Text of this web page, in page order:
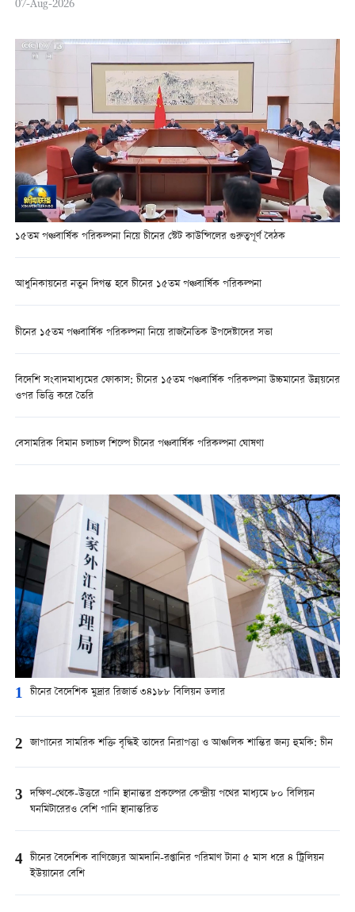
07-Aug-2026
১৫তম পঞ্চবার্ষিক পরিকল্পনা নিয়ে চীনের স্টেট কাউন্সিলের গুরুত্বপূর্ণ বৈঠক
আধুনিকায়নের নতুন দিগন্ত হবে চীনের ১৫তম পঞ্চবার্ষিক পরিকল্পনা
চীনের ১৫তম পঞ্চবার্ষিক পরিকল্পনা নিয়ে রাজনৈতিক উপদেষ্টাদের সভা
বিদেশি সংবাদমাধ্যমের ফোকাস: চীনের ১৫তম পঞ্চবার্ষিক পরিকল্পনা উচ্চমানের উন্নয়নের
ওপর ভিত্তি করে তৈরি
বেসামরিক বিমান চলাচল শিল্পে চীনের পঞ্চবার্ষিক পরিকল্পনা ঘোষণা
1 চীনের বৈদেশিক মুদ্রার রিজার্ভ ৩৪১৮৮ বিলিয়ন ডলার
2 জাপানের সামরিক শক্তি বৃদ্ধিই তাদের নিরাপত্তা ও আঞ্চলিক শান্তির জন্য হুমকি: চীন
3 দক্ষিণ-থেকে-উত্তরে পানি স্থানান্তর প্রকল্পের কেন্দ্রীয় পথের মাধ্যমে ৮০ বিলিয়ন
ঘনমিটারেরও বেশি পানি স্থানান্তরিত
4 চীনের বৈদেশিক বাণিজ্যের আমদানি-রপ্তানির পরিমাণ টানা ৫ মাস ধরে ৪ ট্রিলিয়ন
ইউয়ানের বেশি